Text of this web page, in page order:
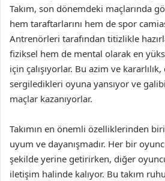
Takım, son dönemdeki maçlarında
hem taraftarlarını hem de spor
Antrenörleri tarafından titizlikle
fiziksel hem de mental olarak en
için çalışıyorlar. Bu azim ve
sergiledikleri oyuna yansıyor ve
maçlar kazanıyorlar.
Takımın en önemli özelliklerinden
uyum ve dayanışmadır. Her bir
şekilde yerine getirirken, diğer
iletişim halinde kalıyor. Bu takım